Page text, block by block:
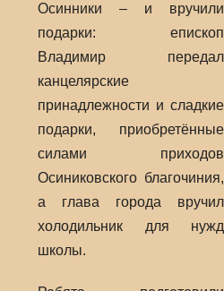
Осинники – и вручили
подарки: епископ
Владимир передал
канцелярские
принадлежности и сладкие
подарки, приобретённые
силами приходов
Осиниковского благочиния,
а глава города вручил
холодильник для нужд
школы.